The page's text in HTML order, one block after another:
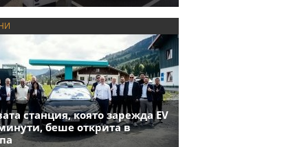
станция, която зарежда EV
беше открита в